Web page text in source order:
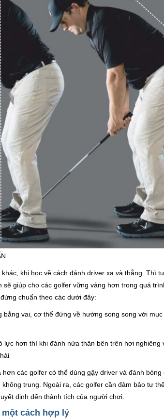
khi học về cách đánh driver xa và thẳng. Thì
sẽ giúp cho các golfer vững vàng hơn trong quá
chuẩn theo các dưới đây:
bằng vai, cơ thể đứng về hướng song song với
lực hơn thì khi đánh nửa thân bên trên hơi
các golfer có thể dùng gậy driver và đánh
trung. Ngoài ra, các golfer cần đảm bảo tư
định đến thành tích của người chơi.
cách hợp lý